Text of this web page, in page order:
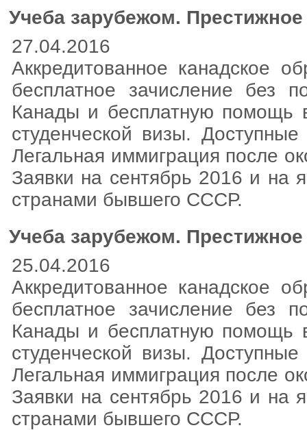
Учеба зарубежом.
27.04.2016
Аккредитованное канадское
бесплатное зачисление без
Канады и бесплатную помощь
студенческой визы.
Легальная иммиграция после
Заявки на сентябрь 2016 и на
странами бывшего СССР.
Учеба зарубежом.
25.04.2016
Аккредитованное канадское
бесплатное зачисление без
Канады и бесплатную помощь
студенческой визы.
Легальная иммиграция после
Заявки на сентябрь 2016 и на
странами бывшего СССР.